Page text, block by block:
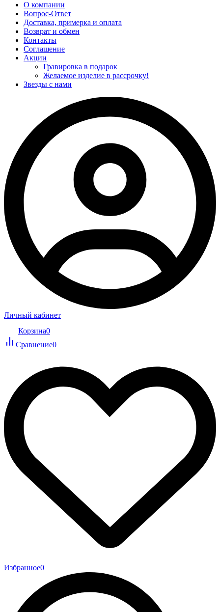
О компании
Вопрос-Ответ
Доставка, примерка и оплата
Возврат и обмен
Контакты
Соглашение
Акции
Гравировка в подарок
Желаемое изделие в рассрочку!
Звезды с нами
Личный кабинет
Корзина0
Сравнение0
Избранное0